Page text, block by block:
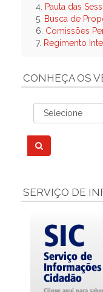
4. Pauta das
5. Busca de
6. Comissões
7. Regimento
CONHEÇA OS
SERVIÇO DE